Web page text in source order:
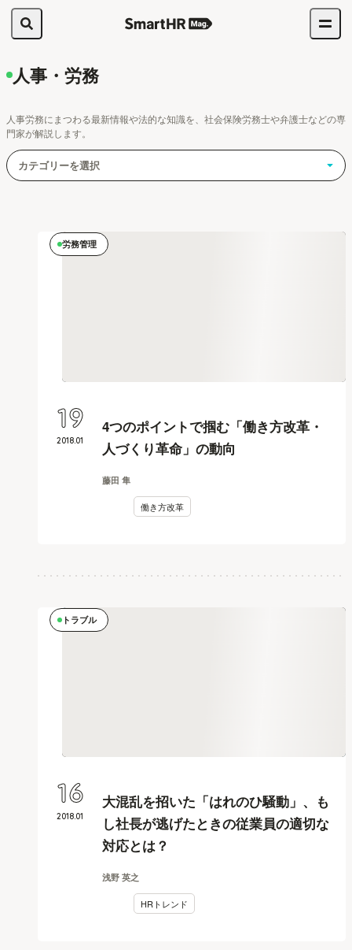
人事・労務
人事労務にまつわる最新情報や法的な知識を、社会保険労務士や弁護士などの専
門家が解説します。
カテゴリーを選択
労務管理
4つのポイントで掴む「働き方改革・
人づくり革命」の動向
藤田 隼
働き方改革
2018.01
19
トラブル
大混乱を招いた「はれのひ騒動」、も
し社長が逃げたときの従業員の適切な
対応とは？
浅野 英之
HRトレンド
2018.01
16